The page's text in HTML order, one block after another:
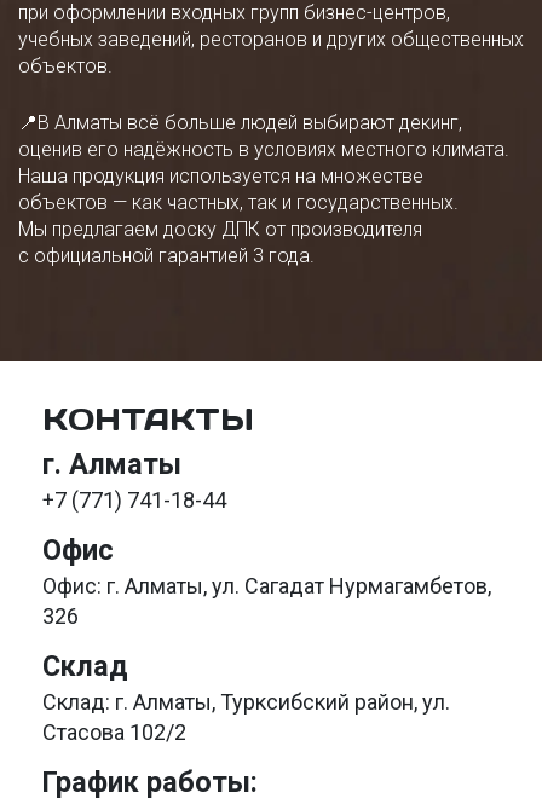
при оформлении входных групп бизнес-центров,
учебных заведений, ресторанов и других общественных
объектов.
📍В Алматы всё больше людей выбирают декинг,
оценив его надёжность в условиях местного климата.
Наша продукция используется на множестве
объектов — как частных, так и государственных.
Мы предлагаем доску ДПК от производителя
с официальной гарантией 3 года.
КОНТАКТЫ
г. Алматы
+7 (771) 741-18-44
Офис
Офис: г. Алматы, ул. Сагадат Нурмагамбетов,
326
Склад
Склад: г. Алматы, Турксибский район, ул.
Стасова 102/2
График работы: